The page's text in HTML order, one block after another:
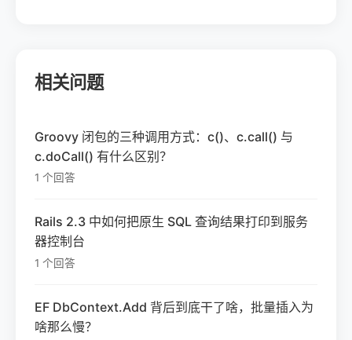
相关问题
Groovy 闭包的三种调用方式：c()、c.call() 与
c.doCall() 有什么区别？
1 个回答
Rails 2.3 中如何把原生 SQL 查询结果打印到服务
器控制台
1 个回答
EF DbContext.Add 背后到底干了啥，批量插入为
啥那么慢？